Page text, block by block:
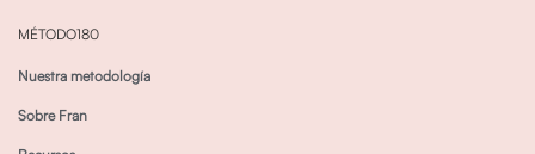
MÉTODO180
Nuestra metodología
Sobre Fran